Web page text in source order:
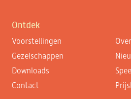
Ontdek
Voorstellingen
Gezelschappen
Downloads
Contact